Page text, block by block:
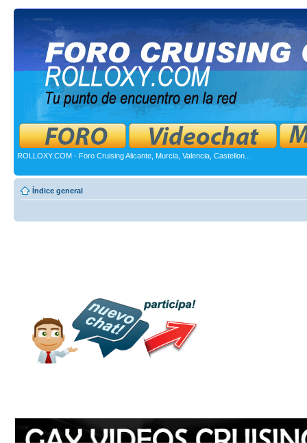
ROLLOXY.COM - Foro Cruising Alicante, Murcia, Valencia, Castellon...
Índice general